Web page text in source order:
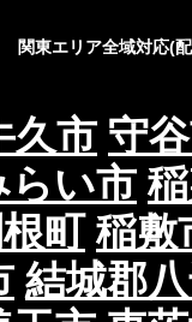
および不正ア
に管理し、滅
て予防策を実
関する具体的
びその他の規
関東エリア全域対応(
久市 守
らい市
町 稲敷
結城郡